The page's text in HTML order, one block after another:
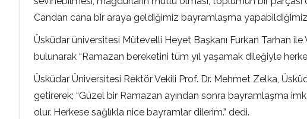
Candan cana bir araya geldiğimiz bayramlaşma
Üsküdar üniversitesi Mütevelli Heyet Başkanı Furkan Tarhan ile
bulunarak “Ramazan bereketini tüm yıl yaşamak dileğiyle
Üsküdar Üniversitesi Rektör Vekili Prof. Dr. Mehmet Zelka,
getirerek; “Güzel bir Ramazan ayından sonra bayramlaşma
olur. Herkese sağlıkla nice bayramlar dilerim.” dedi.